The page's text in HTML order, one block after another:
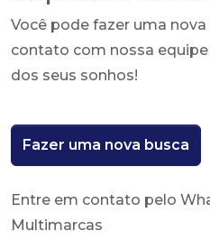
Você pode fazer uma
contato com nossa
dos seus sonhos!
Fazer uma nova busca
Entre em contato pelo
Multimarcas